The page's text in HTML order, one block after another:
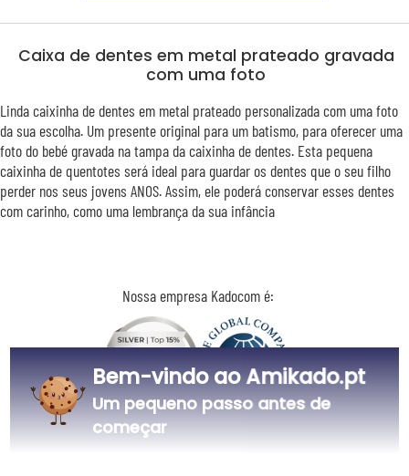
Caixa de dentes em metal prateado gravada
com uma foto
Linda caixinha de dentes em metal prateado personalizada com uma foto
da sua escolha. Um presente original para um batismo, para oferecer uma
foto do bebé gravada na tampa da caixinha de dentes. Esta pequena
caixinha de quentotes será ideal para guardar os dentes que o seu filho
perder nos seus jovens ANOS. Assim, ele poderá conservar esses dentes
com carinho, como uma lembrança da sua infância
Nossa empresa Kadocom é:
Certificada
Bem-vindo ao Amikado.pt
Um pequeno passo antes de
começar